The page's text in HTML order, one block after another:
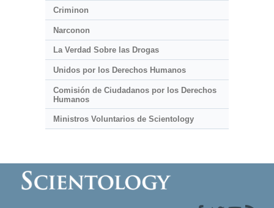
Criminon
Narconon
La Verdad Sobre las Drogas
Unidos por los Derechos Humanos
Comisión de Ciudadanos por los Derechos
Humanos
Ministros Voluntarios de Scientology